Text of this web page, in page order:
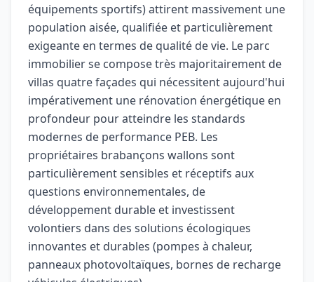
équipements sportifs) attirent massivement une
population aisée, qualifiée et particulièrement
exigeante en termes de qualité de vie. Le parc
immobilier se compose très majoritairement de
villas quatre façades qui nécessitent aujourd'hui
impérativement une rénovation énergétique en
profondeur pour atteindre les standards
modernes de performance PEB. Les
propriétaires brabançons wallons sont
particulièrement sensibles et réceptifs aux
questions environnementales, de
développement durable et investissent
volontiers dans des solutions écologiques
innovantes et durables (pompes à chaleur,
panneaux photovoltaïques, bornes de recharge